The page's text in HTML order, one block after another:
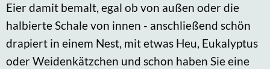
Eier damit bemalt, egal ob von außen oder die
halbierte Schale von innen - anschließend schön
drapiert in einem Nest, mit etwas Heu, Eukalyptus
oder Weidenkätzchen und schon haben Sie eine